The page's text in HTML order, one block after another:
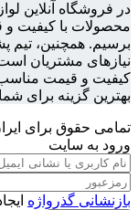
در فروشگاه آنلاین
محصولات با کیفیت
برسیم. همچنین، تیم
نیازهای مشتریان
کیفیت و قیمت مناسب
بهترین گزینه برای
تمامی حقوق برای
ورود به سایت
بازنشانی گذرواژه